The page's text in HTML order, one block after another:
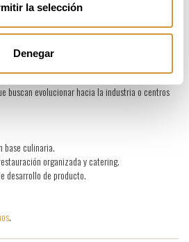
la selección
Denegar
con experiencia que quieren acceder a I+D
potencial industrial no formalizado.
buscan evolucionar hacia la industria o centros
base culinaria.
organizada y catering.
desarrollo de producto.
.